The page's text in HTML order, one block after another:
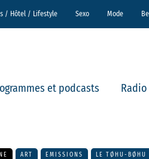
/ Hôtel / Lifestyle Sexo Mode
et podcasts Radio
ART EMISSIONS LE TØHU-BØHU